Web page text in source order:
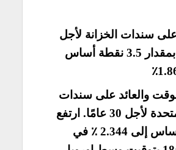
على سندات الخزانة لأجل
10 سنوات بمقدار 3.5 نقطة أساس
والعائد على سندات
الولايات المتحدة لأجل 30 عامًا. ارتفع
3.7 نقطة أساس إلى 2.344 ٪ في